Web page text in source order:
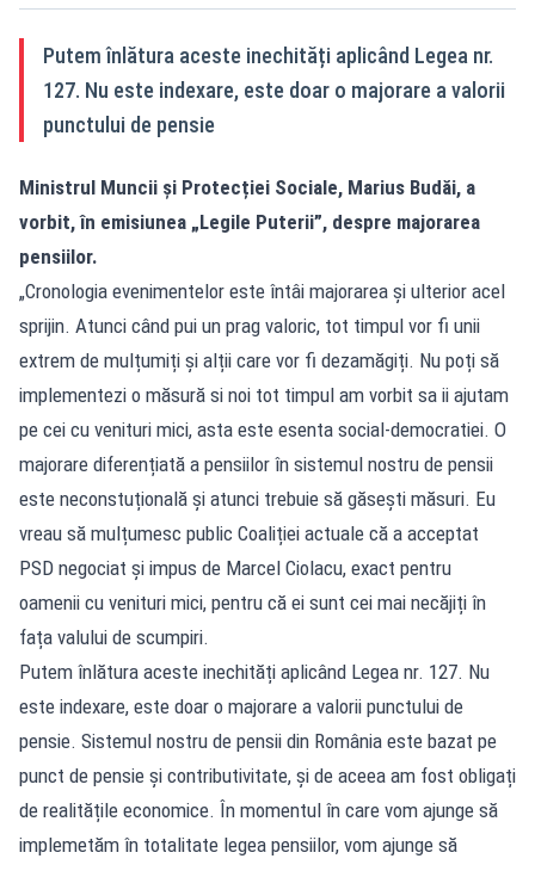
Putem înlătura aceste inechități aplicând Legea nr.
127. Nu este indexare, este doar o majorare a valorii
punctului de pensie
Ministrul Muncii și Protecției Sociale, Marius Budăi, a
vorbit, în emisiunea „Legile Puterii”, despre majorarea
pensiilor.
„Cronologia evenimentelor este întâi majorarea și ulterior acel
sprijin. Atunci când pui un prag valoric, tot timpul vor fi unii
extrem de mulțumiți și alții care vor fi dezamăgiți. Nu poți să
implementezi o măsură si noi tot timpul am vorbit sa ii ajutam
pe cei cu venituri mici, asta este esenta social-democratiei. O
majorare diferențiată a pensiilor în sistemul nostru de pensii
este neconstuțională și atunci trebuie să găsești măsuri. Eu
vreau să mulțumesc public Coaliției actuale că a acceptat
PSD negociat și impus de Marcel Ciolacu, exact pentru
oamenii cu venituri mici, pentru că ei sunt cei mai necăjiți în
fața valului de scumpiri.
Putem înlătura aceste inechități aplicând Legea nr. 127. Nu
este indexare, este doar o majorare a valorii punctului de
pensie. Sistemul nostru de pensii din România este bazat pe
punct de pensie și contributivitate, și de aceea am fost obligați
de realitățile economice. În momentul în care vom ajunge să
implemetăm în totalitate legea pensiilor, vom ajunge să